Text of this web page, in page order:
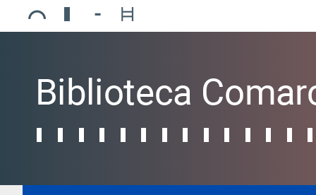
Ajuntament de Mollerussa
Biblioteca Comarcal Jaume Vila
Piscines de Mollerussa